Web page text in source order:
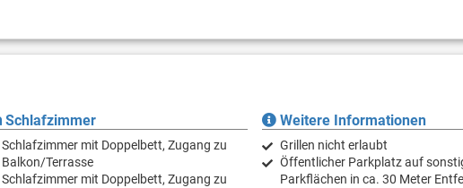
Schlafzimmer
Schlafzimmer mit Doppelbett, Zugang zu
Balkon/Terrasse
Schlafzimmer mit Doppelbett, Zugang zu
Weitere Informationen
Grillen nicht erlaubt
Öffentlicher Parkplatz auf
Parkflächen in ca. 30 Meter